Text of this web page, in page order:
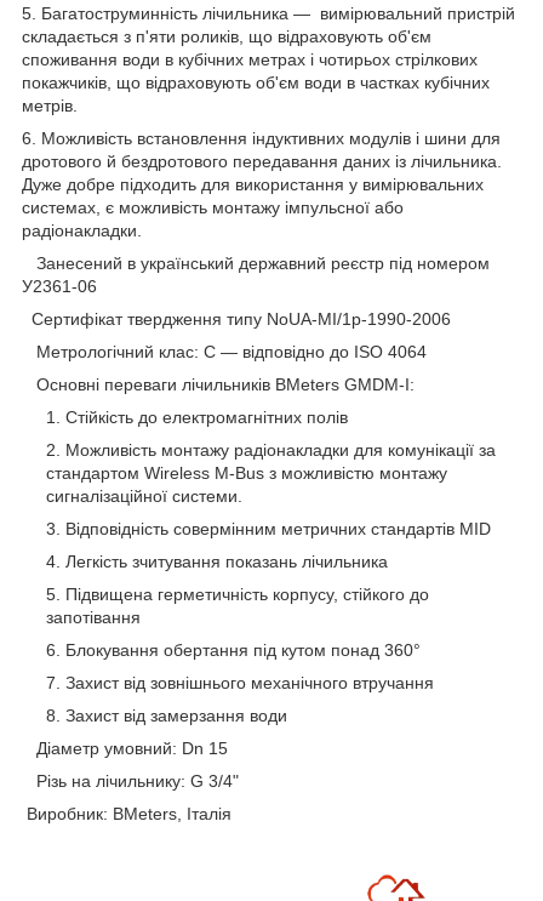
5. Багатоструминність лічильника — вимірювальний пристрій
складається з п'яти роликів, що відраховують об'єм
споживання води в кубічних метрах і чотирьох стрілкових
покажчиків, що відраховують об'єм води в частках кубічних
метрів.
6. Можливість встановлення індуктивних модулів і шини для
дротового й бездротового передавання даних із лічильника.
Дуже добре підходить для використання у вимірювальних
системах, є можливість монтажу імпульсної або
радіонакладки.
Занесений в український державний реєстр під номером
У2361-06
Сертифікат твердження типу NoUA-MI/1p-1990-2006
Метрологічний клас: C — відповідно до ISO 4064
Основні переваги лічильників BMeters GMDM-I:
Стійкість до електромагнітних полів
Можливість монтажу радіонакладки для комунікації за
стандартом Wireless M-Bus з можливістю монтажу
сигналізаційної системи.
Відповідність совермінним метричних стандартів MID
Легкість зчитування показань лічильника
Підвищена герметичність корпусу, стійкого до
запотівання
Блокування обертання під кутом понад 360°
Захист від зовнішнього механічного втручання
Захист від замерзання води
Діаметр умовний: Dn 15
Різь на лічильнику: G 3/4"
Виробник: BMeters, Італія